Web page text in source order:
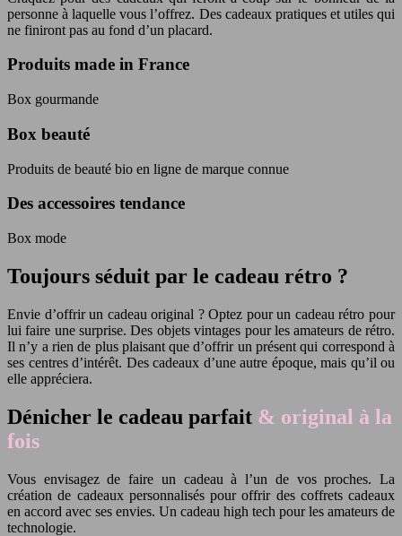
personne à laquelle vous l’offrez. Des cadeaux pratiques et utiles qui
ne finiront pas au fond d’un placard.
Produits made in France
Box gourmande
Box beauté
Produits de beauté bio en ligne de marque connue
Des accessoires tendance
Box mode
Toujours séduit par le cadeau rétro ?
Envie d’offrir un cadeau original ? Optez pour un cadeau rétro pour
lui faire une surprise. Des objets vintages pour les amateurs de rétro.
Il n’y a rien de plus plaisant que d’offrir un présent qui correspond à
ses centres d’intérêt. Des cadeaux d’une autre époque, mais qu’il ou
elle appréciera.
Dénicher le cadeau parfait & original à la
fois
Vous envisagez de faire un cadeau à l’un de vos proches. La
création de cadeaux personnalisés pour offrir des coffrets cadeaux
en accord avec ses envies. Un cadeau high tech pour les amateurs de
technologie.